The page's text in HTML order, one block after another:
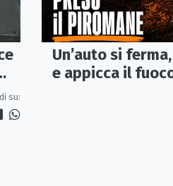
su:
Un’auto si
e appicca il
(presunto)